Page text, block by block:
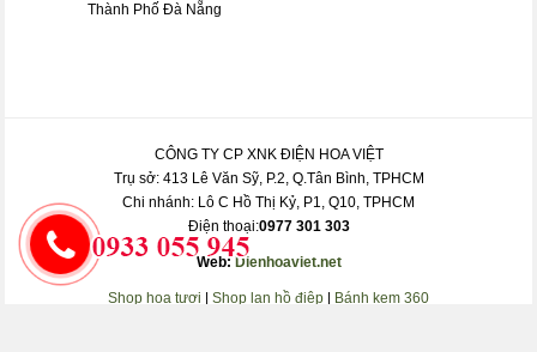
Thành Phố Đà Nẵng
CÔNG TY CP XNK ĐIỆN HOA VIỆT
Trụ sở: 413 Lê Văn Sỹ, P.2, Q.Tân Bình, TPHCM
Chi nhánh: Lô C Hồ Thị Kỷ, P1, Q10, TPHCM
Điện thoại:0977 301 303
Web: Dienhoaviet.net
Shop hoa tươi Shop lan hồ điệp Bánh kem 360